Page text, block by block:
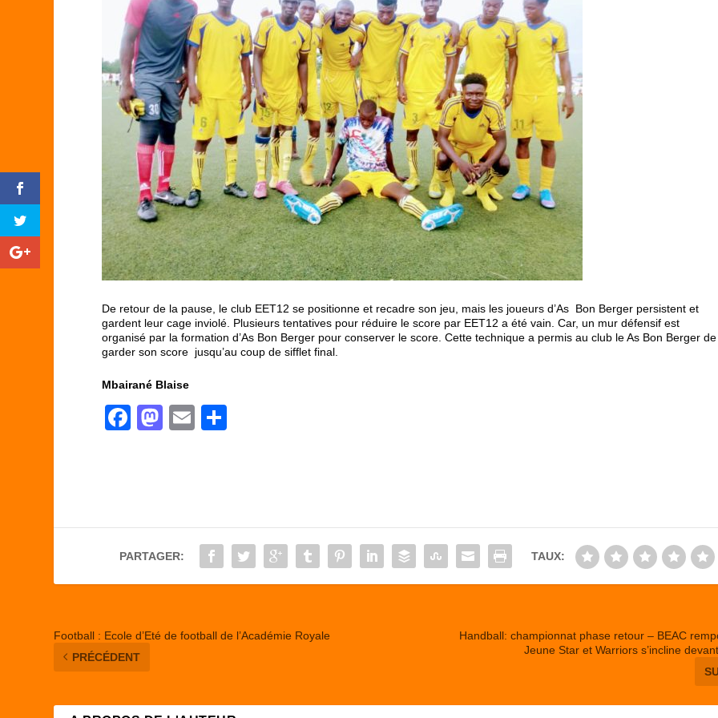
De retour de la pause, le club EET12 se positionne et recadre son jeu, mais les joueurs d’As Bon Berger persistent et
gardent leur cage inviolé. Plusieurs tentatives pour réduire le score par EET12 a été vain. Car, un mur défensif est
organisé par la formation d’As Bon Berger pour conserver le score. Cette technique a permis au club le As Bon Berger de
garder son score jusqu’au coup de sifflet final.
Mbairané Blaise
F
b
o
M
d
o
E
er
PARTAGER: TAUX:
Football : Ecole d’Eté de football de l’Académie Royale
PRÉCÉDENT
Handball: championnat phase retour – BEAC
Jeune Star et Warriors s’incline